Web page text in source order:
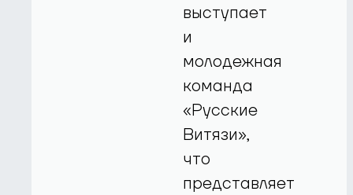
выступает
и
молодежная
команда
«Русские
Витязи»,
что
представляет